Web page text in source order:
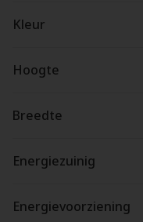
Kleur
Hoogte
Breedte
Energiezuinig
Energievoorziening